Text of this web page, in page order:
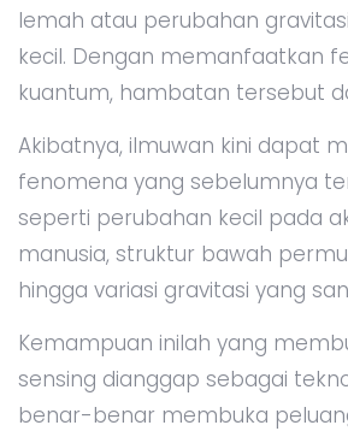
lemah atau perubahan
kecil. Dengan memanfaatkan
kuantum, hambatan tersebut
Akibatnya, ilmuwan kini dapat
fenomena yang sebelumnya
seperti perubahan kecil pada
manusia, struktur bawah
hingga variasi gravitasi yang
Kemampuan inilah yang
sensing dianggap sebagai
benar-benar membuka